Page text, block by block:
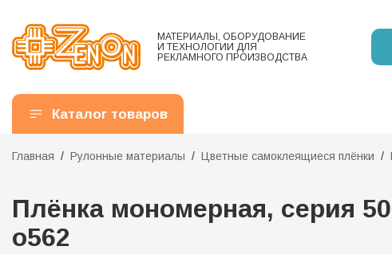
МАТЕРИАЛЫ, ОБОРУДОВАНИЕ
И ТЕХНОЛОГИИ ДЛЯ
РЕКЛАМНОГО ПРОИЗВОДСТВА
Каталог товаров
Главная Рулонные материалы Цветные самоклеящиеся плёнки
Плёнка мономерная, серия
o562